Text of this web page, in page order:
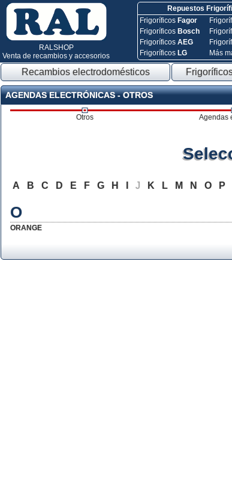
RALSHOP
Venta de recambios y accesorios
Repuestos
Frigoríficos Fagor
Frigoríficos Bosch
FrigoríficosAEG
Frigoríficos LG
Más
Recambios electrodomésticos
AGENDAS ELECTRÓNICAS - OTROS
Otros Agendas
A B C D E F G H J K L M N O P
O
ORANGE